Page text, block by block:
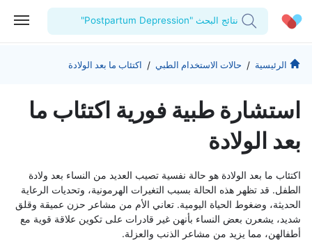
نتائج البحث "Postpartum Depression"
الحساب الشخصي
الوصفات الطبية
اختبارات المعمل
المفضلة
تسجيل الخروج
الشركة
المدونة
المقالات الطبية
الرئيسية / حالات الاستخدام الطبي / اكتئاب ما بعد الولادة
استشارة طبية فورية اكتئاب ما
بعد الولادة
اكتئاب ما بعد الولادة هو حالة نفسية تصيب العديد من النساء بعد ولادة
الطفل. قد تظهر هذه الحالة بسبب التغيرات الهرمونية، وتحديات الرعاية
الحديثة، وضغوط الحياة اليومية. تعاني الأم من مشاعر حزن عميقة وقلق
شديد، يشعرن بعض النساء بأنهن غير قادرات على تكوين علاقة قوية مع
أطفالهن، مما يزيد من مشاعر الذنب والعزلة.